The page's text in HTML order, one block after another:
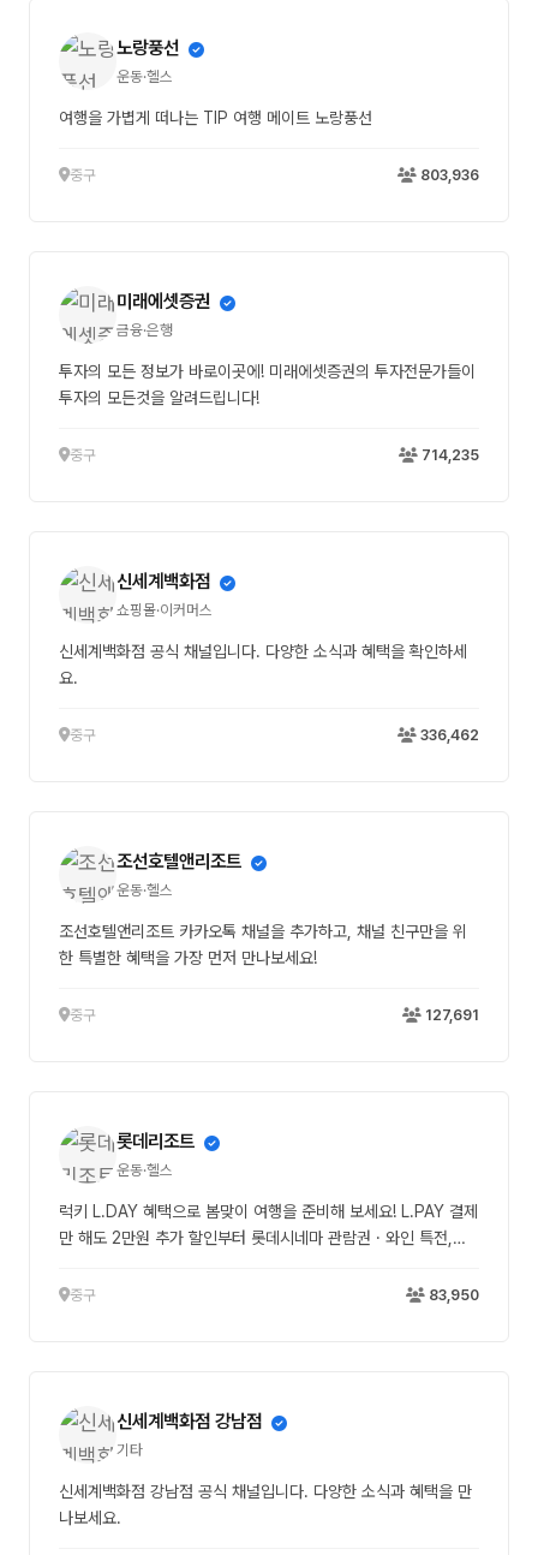
노랑풍선
운동·헬스
여행을 가볍게 떠나는 TIP 여행 메이트 노랑풍선
중구 803,936
미래에셋증권
금융·은행
투자의 모든 정보가 바로이곳에! 미래에셋증권의 투자전문가들이
투자의 모든것을 알려드립니다!
중구 714,235
신세계백화점
쇼핑몰·이커머스
신세계백화점 공식 채널입니다. 다양한 소식과 혜택을 확인하세
요.
중구 336,462
조선호텔앤리조트
운동·헬스
조선호텔앤리조트 카카오톡 채널을 추가하고, 채널 친구만을 위
한 특별한 혜택을 가장 먼저 만나보세요!
중구 127,691
롯데리조트
운동·헬스
럭키 L.DAY 혜택으로 봄맞이 여행을 준비해 보세요! L.PAY 결제
만 해도 2만원 추가 할인부터 롯데시네마 관람권 · 와인 특전,
간 -투숙 기간 : 26.03.05 ~ 03.31 ■ 대상 지점 -속초, 부여,
중구 83,950
신세계백화점 강남점
기타
신세계백화점 강남점 공식 채널입니다. 다양한 소식과 혜택을 만
나보세요.